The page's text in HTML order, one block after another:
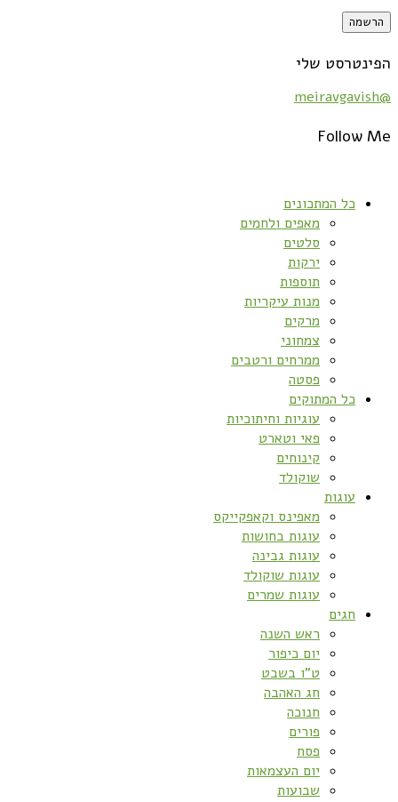
הפינטרסט שלי
@meiravgavish
Follow Me
כל המתכונים
מאפים ולחמים
סלטים
ירקות
תוספות
מנות עיקריות
מרקים
צמחוני
ממרחים ורטבים
פסטה
כל המתוקים
עוגיות וחיתוכיות
פאי וטארט
קינוחים
שוקולד
עוגות
מאפינס וקאפקייקס
עוגות בחושות
עוגות גבינה
עוגות שוקולד
עוגות שמרים
חגים
ראש השנה
יום כיפור
ט”ו בשבט
חג האהבה
חנוכה
פורים
פסח
יום העצמאות
שבועות